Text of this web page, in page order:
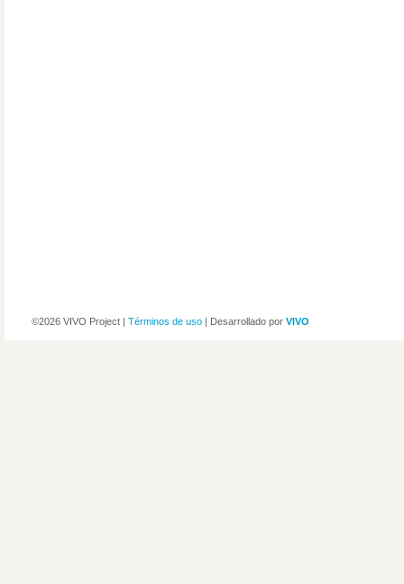
©2026 VIVO Project | Términos de uso | Desarrollado por VIVO